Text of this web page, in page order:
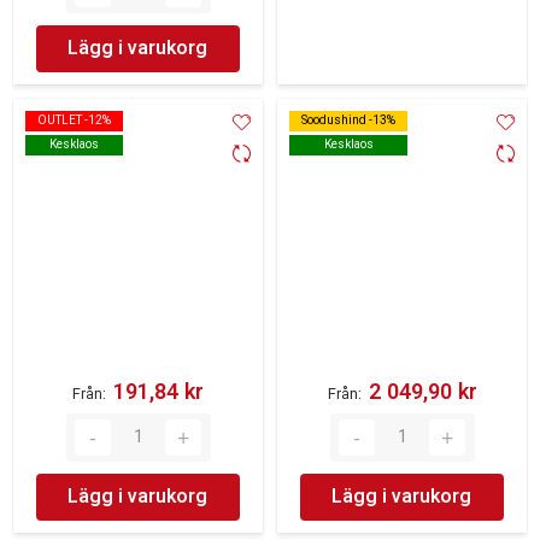
Lägg i varukorg
OUTLET -12%
Kesklaos
OUTLET -12%
Kesklaos
Från 191,84 kr‎
Lägg i varukorg
Soodushind -13%
Kesklaos
Soodushind -13%
Kesklaos
Från 2 049,90 kr‎
Lägg i varukorg